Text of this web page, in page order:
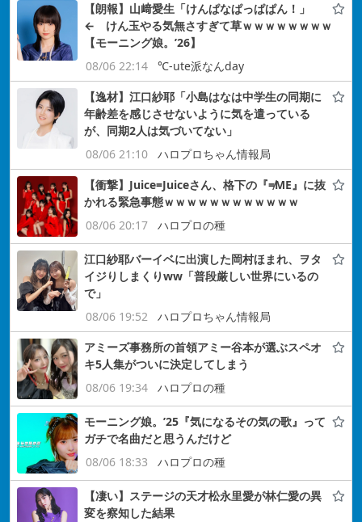
【朗報】山﨑愛生「けんぱなぱっぱぱん！」
← けん玉やる気無さすぎて草ｗｗｗｗｗｗｗｗ
【モーニング娘。’26】
08/06 22:14
℃-ute派なんday
【逸材】江口紗耶「小島はなは中学生の同期に
年齢差を感じさせないように気を遣っている
が、同期2人は気づいてない」
08/06 21:10
ハロプロちゃん情報局
【衝撃】Juice=Juiceさん、格下の『≠ME』に抜
かれる緊急事態ｗｗｗｗｗｗｗｗｗｗｗｗ
08/06 20:17
ハロプロの種
江口紗耶バーイベに出演した岡村ほまれ、ヲタ
イジりしまくりww「普段厳しい世界にいるの
で」
08/06 19:52
ハロプロちゃん情報局
アミーズ事務所の首領アミー谷本が選ぶスペオ
キ5人集がついに決定してしまう
08/06 19:34
ハロプロの種
モーニング娘。’25『気になるその気の歌』って
ガチで名曲だと思うんだけど
08/06 18:33
ハロプロの種
【凄い】ステージの天才松永里愛が林仁愛の異
変を察知した結果